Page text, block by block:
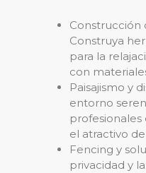
Construcción
Construya
para la
con
Paisajismo y
entorno
profesionales
el atractivo
Fencing y
privacidad y